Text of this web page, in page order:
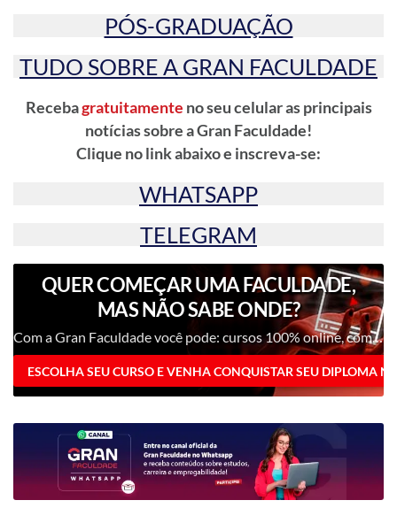
PÓS-GRADUAÇÃO
TUDO SOBRE A GRAN FACULDADE
Recebagratuitamente no seu celular as principais
notícias sobre a Gran Faculdade!
Clique no link abaixo e inscreva-se:
WHATSAPP
TELEGRAM
QUER COMEÇAR UMA FACULDADE,
MAS NÃO SABE ONDE?
Com a Gran Faculdade você pode: cursos 100% online, com mensalidades que cabem no bolso.
ESCOLHA SEU CURSO E VENHA CONQUISTAR SEU DIPLOMA